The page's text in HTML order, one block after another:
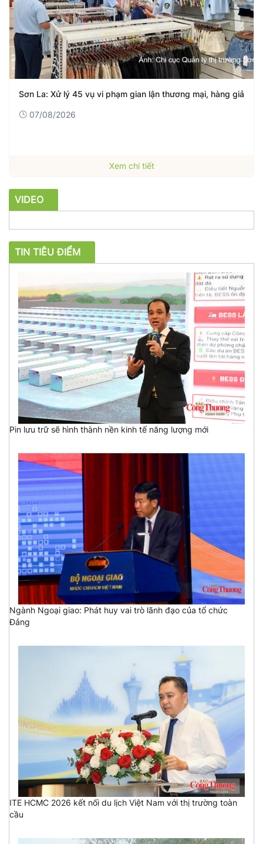
Sơn La: Xử lý 45 vụ vi phạm gian lận thương mại, hàng giả
07/08/2026
Xem chi tiết
VIDEO
TIN TIÊU ĐIỂM
Pin lưu trữ sẽ hình thành nền kinh tế năng lượng mới
Ngành Ngoại giao: Phát huy vai trò lãnh đạo của tổ chức
Đảng
ITE HCMC 2026 kết nối du lịch Việt Nam với thị trường toàn
cầu